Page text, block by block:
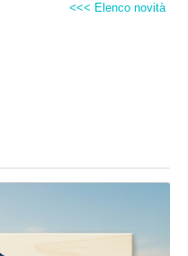
<<< Elenco novità